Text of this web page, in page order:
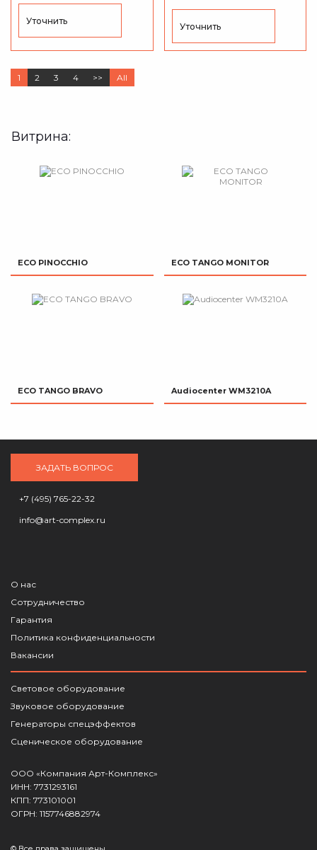
K, ручной зум 15° до 50°,
Уточнить
6500К., моторизированный
50°, CRI ≥90, DMX 512.
Уточнить
1 2 3 4 >> All
Витрина:
ECO PINOCCHIO ECO TANGO MONITOR
ECO TANGO BRAVO Audiocenter WM3210A
ЗАДАТЬ ВОПРОС
+7 (495) 765-22-32
info@art-complex.ru
О нас
Сотрудничество
Гарантия
Политика конфиденциальности
Вакансии
Световое оборудование
Звуковое оборудование
Генераторы спецэффектов
Сценическое оборудование
ООО «Компания Арт-Комплекс»
ИНН: 7731293161
КПП: 773101001
ОГРН: 1157746882974